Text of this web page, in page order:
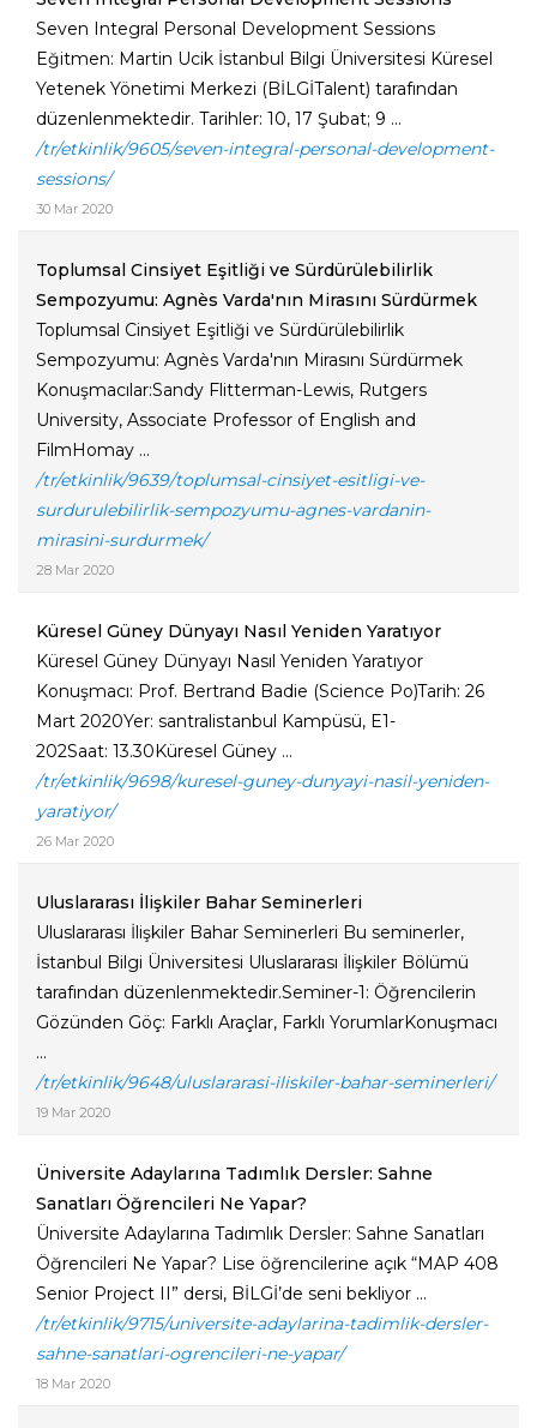
Seven Integral Personal Development Sessions
Eğitmen: Martin Ucik İstanbul Bilgi Üniversitesi Küresel
Yetenek Yönetimi Merkezi (BİLGİTalent) tarafından
düzenlenmektedir. Tarihler: 10, 17 Şubat; 9 ...
/tr/etkinlik/9605/seven-integral-personal-development-
sessions/
30 Mar 2020
Toplumsal Cinsiyet Eşitliği ve Sürdürülebilirlik
Sempozyumu: Agnès Varda'nın Mirasını Sürdürmek
Toplumsal Cinsiyet Eşitliği ve Sürdürülebilirlik
Sempozyumu: Agnès Varda'nın Mirasını Sürdürmek
Konuşmacılar:Sandy Flitterman-Lewis, Rutgers
University, Associate Professor of English and
FilmHomay ...
/tr/etkinlik/9639/toplumsal-cinsiyet-esitligi-ve-
surdurulebilirlik-sempozyumu-agnes-vardanin-
mirasini-surdurmek/
28 Mar 2020
Küresel Güney Dünyayı Nasıl Yeniden Yaratıyor
Küresel Güney Dünyayı Nasıl Yeniden Yaratıyor
Konuşmacı: Prof. Bertrand Badie (Science Po)Tarih: 26
Mart 2020Yer: santralistanbul Kampüsü, E1-
202Saat: 13.30Küresel Güney ...
/tr/etkinlik/9698/kuresel-guney-dunyayi-nasil-yeniden-
yaratiyor/
26 Mar 2020
Uluslararası İlişkiler Bahar Seminerleri
Uluslararası İlişkiler Bahar Seminerleri Bu seminerler,
İstanbul Bilgi Üniversitesi Uluslararası İlişkiler Bölümü
tarafından düzenlenmektedir.Seminer-1: Öğrencilerin
Gözünden Göç: Farklı Araçlar, Farklı YorumlarKonuşmacı
...
/tr/etkinlik/9648/uluslararasi-iliskiler-bahar-seminerleri/
19 Mar 2020
Üniversite Adaylarına Tadımlık Dersler: Sahne
Sanatları Öğrencileri Ne Yapar?
Üniversite Adaylarına Tadımlık Dersler: Sahne Sanatları
Öğrencileri Ne Yapar? Lise öğrencilerine açık “MAP 408
Senior Project II” dersi, BİLGİ’de seni bekliyor ...
/tr/etkinlik/9715/universite-adaylarina-tadimlik-dersler-
sahne-sanatlari-ogrencileri-ne-yapar/
18 Mar 2020